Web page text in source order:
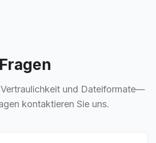
Vertraulichkeit und Dateiformate—
kontaktieren Sie uns.